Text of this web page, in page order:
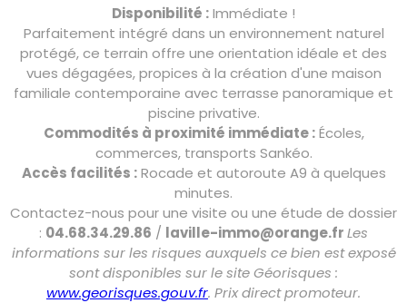
Disponibilité :Immédiate !
Parfaitement intégré dans un environnement naturel
protégé, ce terrain offre une orientation idéale et des
vues dégagées, propices à la création d'une maison
familiale contemporaine avec terrasse panoramique et
piscine privative.
Commodités à proximité immédiate :Écoles,
commerces, transports Sankéo.
Accès facilités :Rocade et autoroute A9 à quelques
minutes.
Contactez-nous pour une visite ou une étude de dossier
: 04.68.34.29.86 / laville-immo@orange.frLes
informations sur les risques auxquels ce bien est exposé
sont disponibles sur le site Géorisques :
www.georisques.gouv.fr. Prix direct promoteur.